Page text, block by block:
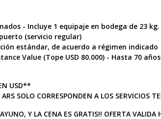
- Incluye 1 equipaje en bodega de 23 kg.
(servicio regular)
estándar, de acuerdo a régimen indicado
Value (Tope USD 80.000) - Hasta 70 años
USD**
SOLO CORRESPONDEN A LOS SERVICIOS
Y LA CENA ES GRATIS!! OFERTA